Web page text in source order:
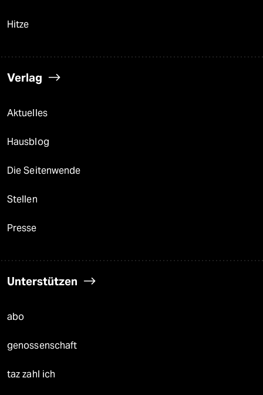
Hitze
Verlag
Aktuelles
Hausblog
Die Seitenwende
Stellen
Presse
Unterstützen
abo
genossenschaft
taz zahl ich